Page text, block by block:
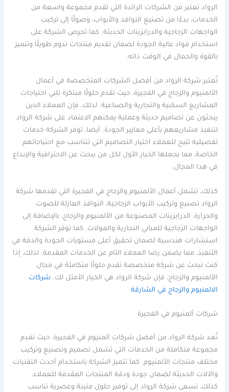
الرواد تعتبر من الشركات الرائدة التي تقدم مجموعة واسعة من
الخدمات، بدءًا من تصنيع النوافذ والأبواب، وصولًا إلى تركيب
الواجهات الزجاجية والدرابزينات الحديثة. كما تحرص الشركة على
استخدام مواد عالية الجودة لضمان تقديم منتجات تدوم طويلًا وتتميز
بالقوة والجمال في الوقت ذاته.
تُعتبر شركة الرواد من أفضل الشركات المتخصصة في أعمال
الألمنيوم والزجاج في الفجيرة، حيث تقدم حلولًا مبتكرة تلبي احتياجات
المشاريع السكنية والتجارية والصناعية. لذلك، فإن العملاء الذين
يبحثون عن تصاميم حديثة وعملية يمكنهم الاعتماد على شركة الرواد
لتنفيذ مشاريعهم بأعلى معايير الجودة. أيضا، توفر الشركة خدمات
تفصيلية تتيح للعملاء اختيار التصاميم التي تتناسب مع احتياجاتهم
الخاصة، مما يجعلها الخيار الأول لكل من يبحث عن الاحترافية والإبداع
في هذا المجال.
كذلك، تشمل أعمال الألمنيوم والزجاج في الفجيرة التي تقدمها شركة
الرواد تصنيع وتركيب الأبواب الزجاجية، النوافذ العازلة للصوت
والحرارة، الدرابزينات المصنوعة من الألمنيوم والزجاج، بالإضافة إلى
الواجهات الزجاجية للمباني التجارية والمولات. كما توفر الشركة
استشارات هندسية لضمان تحقيق أعلى مستويات الجودة والدقة في
التنفيذ، مما يضمن رضا العملاء التام عن الخدمات المقدمة. لذلك، إذا
كنت تبحث عن شركة متخصصة تقدم حلولًا متكاملة في مجال
الألمنيوم والزجاج، فإن شركة الرواد هي الخيار الأمثل لك. شركات
الالمنيوم والزجاج في الشارقة
شركات ألمنيوم في الفجيرة
تُعد شركة الرواد من أفضل شركات ألمنيوم في الفجيرة، حيث تقدم
مجموعة متكاملة من الخدمات التي تشمل تصميم وتصنيع وتركيب
مختلف منتجات الألمنيوم. كما تتميز الشركة باستخدام أحدث التقنيات
والآلات الحديثة لضمان جودة ودقة المنتجات المقدمة للعملاء.
كذلك، تسعى شركة الرواد إلى توفير حلول متينة وعصرية تناسب